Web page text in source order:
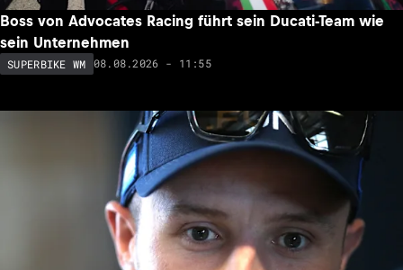
Boss von Advocates Racing führt sein Ducati-Team wie
sein Unternehmen
SUPERBIKE WM 08.08.2026 - 11:55